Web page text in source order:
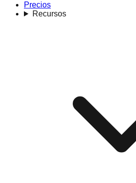
Precios
Recursos